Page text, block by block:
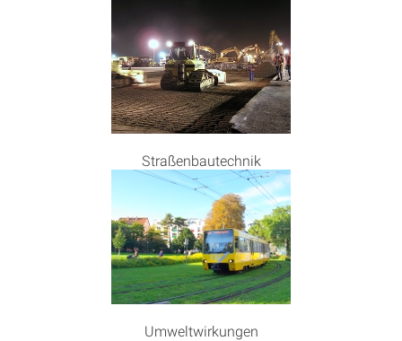
Straßenbautechnik
Umweltwirkungen